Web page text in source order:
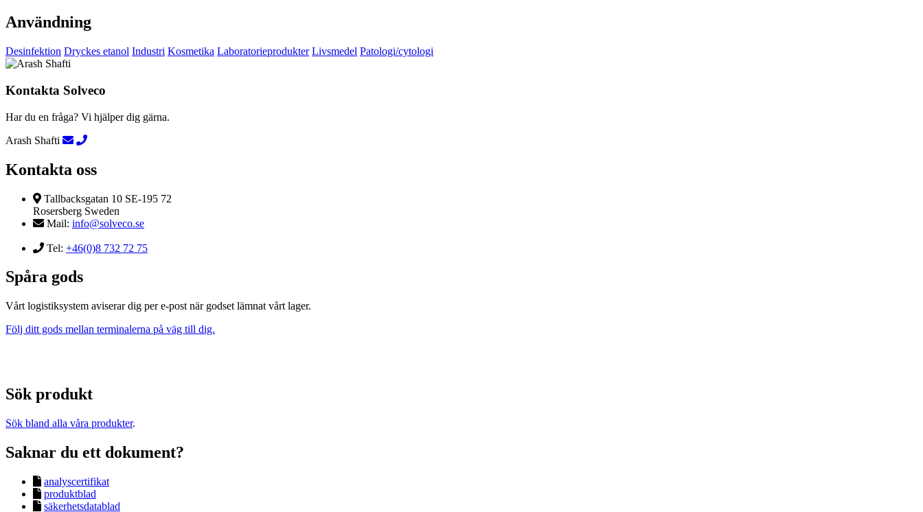
Användning
Desinfektion Dryckes etanol Industri Kosmetika Laboratorieprodukter Livsmedel Patologi/cytologi
Kontakta Solveco
Har du en fråga? Vi hjälper dig gärna.
Arash Shafti
Kontakta oss
Tallbacksgatan 10 SE-195 72
Rosersberg Sweden
Mail: info@solveco.se
Tel: +46(0)8 732 72 75
Spåra gods
Vårt logistiksystem aviserar dig per e-post när godset lämnat vårt lager.
Följ ditt gods mellan terminalerna på väg till dig.
Sök produkt
Sök bland alla våra produkter.
Saknar du ett dokument?
analyscertifikat
produktblad
säkerhetsdatablad